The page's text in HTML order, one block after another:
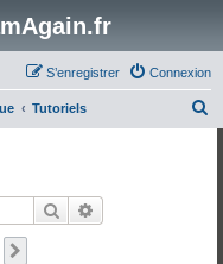
Connexion
S’enregistrer
Tutoriels
Rechercher